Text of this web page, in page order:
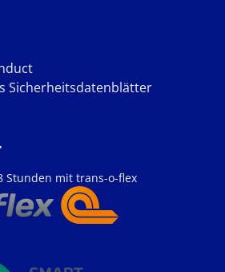
Sicherheitsdatenblätter
Stunden mit trans-o-flex